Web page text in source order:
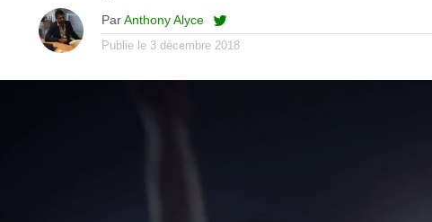
ParAnthony Alyce
Publie le 3 décembre 2018